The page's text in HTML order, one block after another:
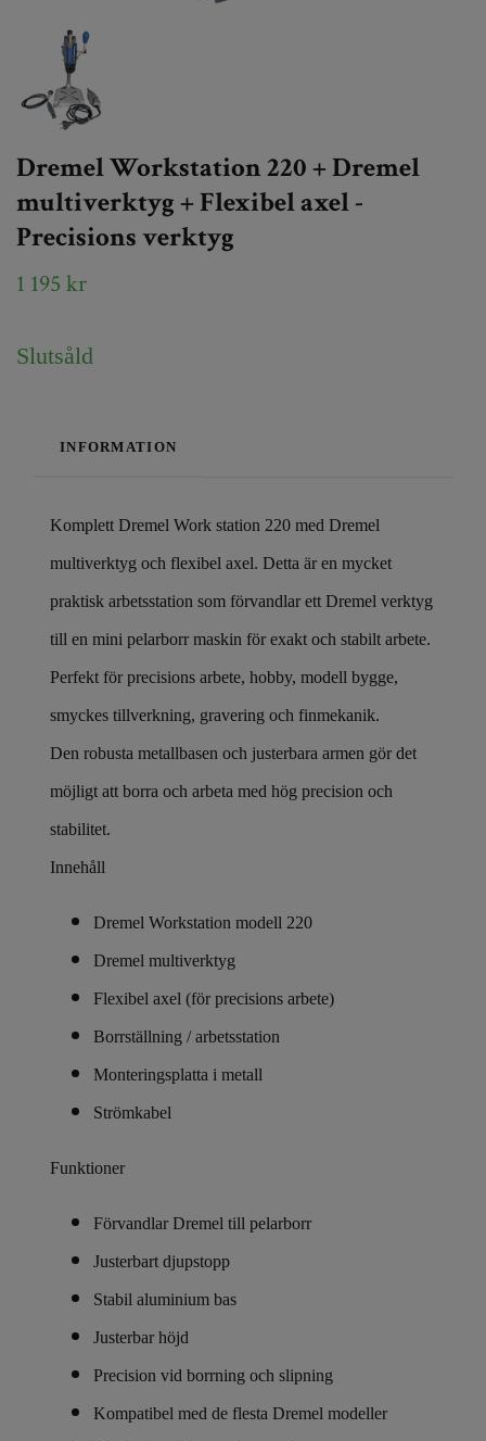
Dremel Workstation 220 + Dremel
multiverktyg + Flexibel axel -
Precisions verktyg
1 195 kr
Slutsåld
INFORMATION
Komplett Dremel Work station 220 med Dremel
multiverktyg och flexibel axel. Detta är en mycket
praktisk arbetsstation som förvandlar ett Dremel verktyg
till en mini pelarborr maskin för exakt och stabilt arbete.
Perfekt för precisions arbete, hobby, modell bygge,
smyckes tillverkning, gravering och finmekanik.
Den robusta metallbasen och justerbara armen gör det
möjligt att borra och arbeta med hög precision och
stabilitet.
Innehåll
Dremel Workstation modell 220
Dremel multiverktyg
Flexibel axel (för precisions arbete)
Borrställning / arbetsstation
Monteringsplatta i metall
Strömkabel
Funktioner
Förvandlar Dremel till pelarborr
Justerbart djupstopp
Stabil aluminium bas
Justerbar höjd
Precision vid borrning och slipning
Kompatibel med de flesta Dremel modeller